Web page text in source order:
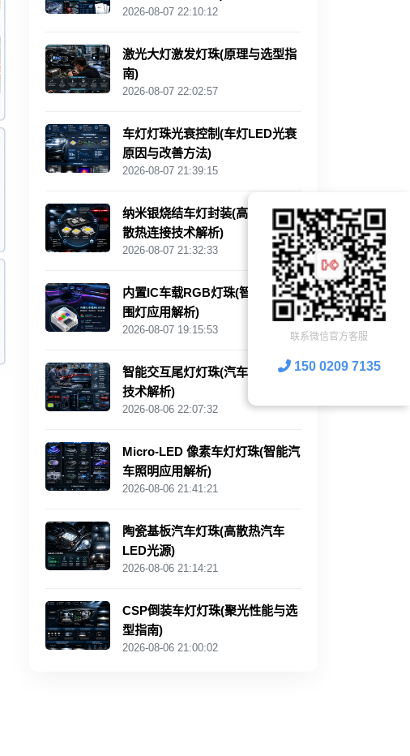
2026-08-07 22:10:12
激光大灯激发灯珠(原理与选型指
南)
2026-08-07 22:02:57
车灯灯珠光衰控制(车灯LED光衰
原因与改善方法)
2026-08-07 21:39:15
纳米银烧结车灯封装(高可靠LED
散热连接技术解析)
2026-08-07 21:32:33
内置IC车载RGB灯珠(智能汽车氛
围灯应用解析)
2026-08-07 19:15:53
智能交互尾灯灯珠(汽车灯光交互
技术解析)
2026-08-06 22:07:32
Micro-LED 像素车灯灯珠(智能汽
车照明应用解析)
2026-08-06 21:41:21
陶瓷基板汽车灯珠(高散热汽车
LED光源)
2026-08-06 21:14:21
CSP倒装车灯灯珠(聚光性能与选
型指南)
2026-08-06 21:00:02
联系微信官方客服
150 0209 7135